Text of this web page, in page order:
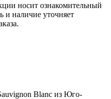
носит ознакомительный
и наличие уточняет
Blanc из Юго-